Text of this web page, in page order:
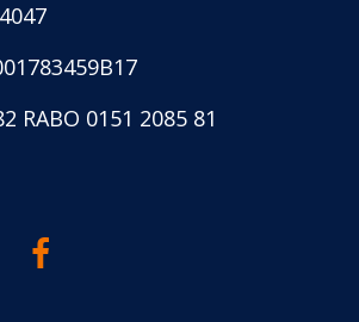
RABO 0151 2085 81